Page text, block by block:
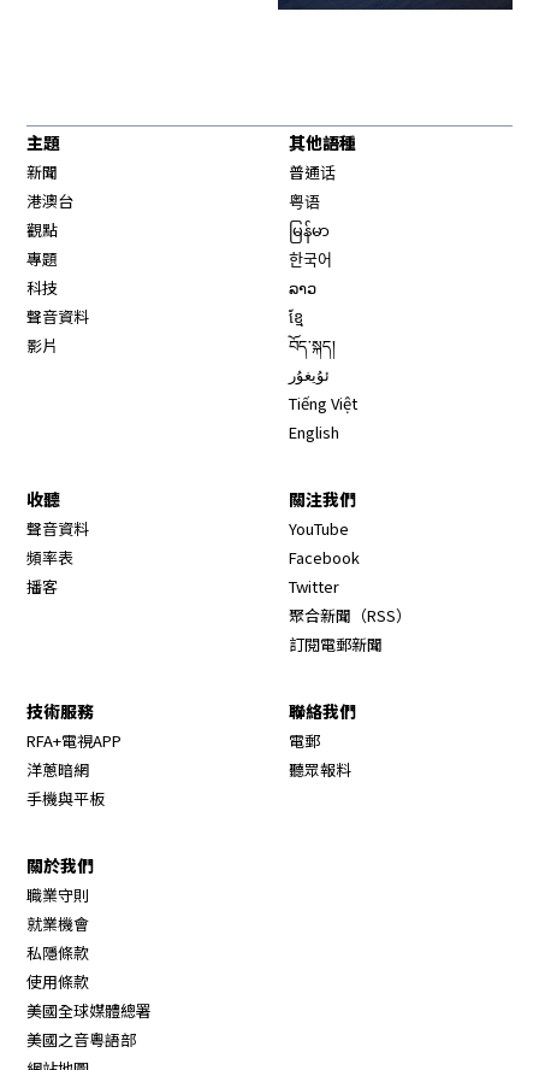
主題
新聞
港澳台
觀點
專題
科技
聲音資料
影片
其他語種
普通话
粤语
မြန်မာ
한국어
ລາວ
ខ្មែ
བོད་སྐད།
ئۇيغۇر
Tiếng Việt
English
收聽
聲音資料
頻率表
播客
關注我們
YouTube
Facebook
Twitter
聚合新聞（RSS）
訂閱電郵新聞
技術服務
RFA+電視APP
洋蔥暗網
手機與平板
聯絡我們
電郵
聽眾報料
關於我們
職業守則
就業機會
私隱條款
使用條款
美國全球媒體總署
美國之音粵語部